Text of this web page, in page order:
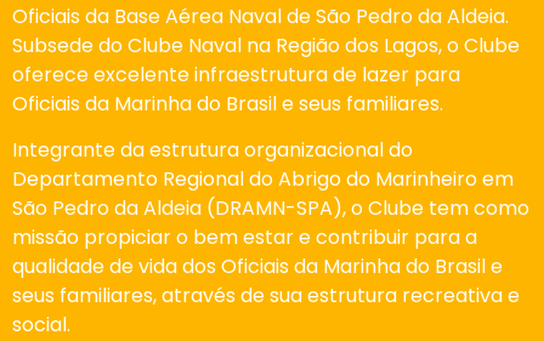
Oficiais da Base Aérea Naval de São Pedro da Aldeia.
Subsede do Clube Naval na Região dos Lagos, o Clube
oferece excelente infraestrutura de lazer para
Oficiais da Marinha do Brasil e seus familiares.
Integrante da estrutura organizacional do
Departamento Regional do Abrigo do Marinheiro em
São Pedro da Aldeia (DRAMN-SPA), o Clube tem como
missão propiciar o bem estar e contribuir para a
qualidade de vida dos Oficiais da Marinha do Brasil e
seus familiares, através de sua estrutura recreativa e
social.